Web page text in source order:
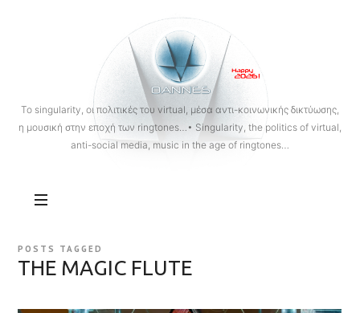
OANNES
To singularity, οι πολιτικές του virtual, μέσα αντι-κοινωνικής δικτύωσης,
η μουσική στην εποχή των ringtones…• Singularity, the politics of virtual,
anti-social media, music in the age of ringtones…
POSTS TAGGED
THE MAGIC FLUTE